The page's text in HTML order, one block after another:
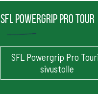
SFL Powergrip Pro Tour
SFL Powergrip Pro
sivustolle